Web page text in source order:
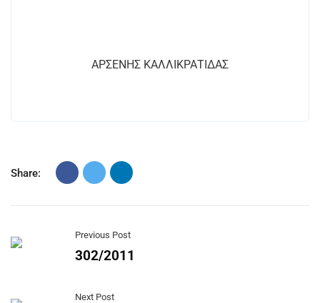
ΑΡΣΕΝΗΣ ΚΑΛΛΙΚΡΑΤΙΔΑΣ
Share:
Previous Post
302/2011
Next Post